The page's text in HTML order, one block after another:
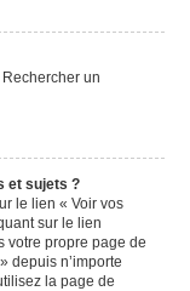
un
et sujets ?
le lien « Voir vos
sur le lien
votre propre page de
depuis n’importe
la page de